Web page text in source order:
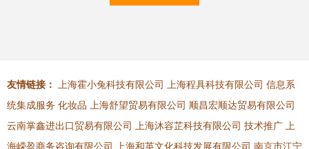
友情链接： 上海霍小兔科技有限公司 上海程具科技有限公司 信息系
统集成服务 化妆品 上海舒望贸易有限公司 顺昌宏顺达贸易有限公司
云南掌鑫进出口贸易有限公司
上海沐容芷科技有限公司 技术推广
上
海嵘盈商务咨询有限公司
上海和英文化科技发展有限公司 南京市江宁